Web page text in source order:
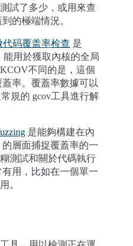
試了多少，或用來查
的極端情況。
代码覆盖率检查 是
能用於獲取內核的全局
不同的是，這個
率。覆蓋率數據可以
規的 gcov工具進行解
是能夠構建在內
層面捕捉覆蓋率的一
測試和關於代碼執行
用，比如在一個單一
。